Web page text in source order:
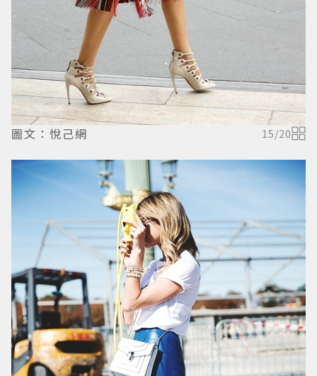
圖文：悅己網 15/20